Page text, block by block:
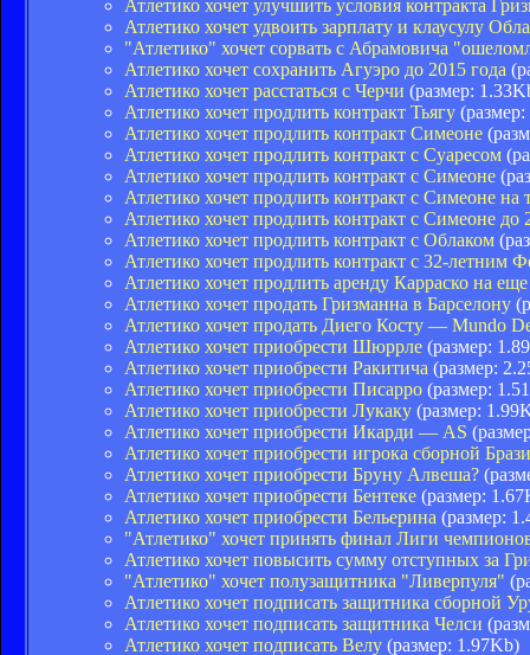
Атлетико хочет улучшить условия контракта
Атлетико хочет удвоить зарплату и клаусулу
"Атлетико" хочет сорвать с Абрамовича
Атлетико хочет сохранить Агуэро до 2015 года
Атлетико хочет расстаться с Черчи (размер:
Атлетико хочет продлить контракт Тьягу
Атлетико хочет продлить контракт Симеоне
Атлетико хочет продлить контракт с Суаресом
Атлетико хочет продлить контракт с Симеоне
Атлетико хочет продлить контракт с Симеоне на
Атлетико хочет продлить контракт с Симеоне до
Атлетико хочет продлить контракт с Облаком
Атлетико хочет продлить контракт с 32-летним
Атлетико хочет продлить аренду Карраско на
Атлетико хочет продать Гризманна в Барселону
Атлетико хочет продать Диего Косту — Mundo
Атлетико хочет приобрести Шюррле (размер:
Атлетико хочет приобрести Ракитича (размер:
Атлетико хочет приобрести Писарро (размер:
Атлетико хочет приобрести Лукаку (размер:
Атлетико хочет приобрести Икарди — AS
Атлетико хочет приобрести игрока сборной
Атлетико хочет приобрести Бруну Алвеша?
Атлетико хочет приобрести Бентеке (размер:
Атлетико хочет приобрести Бельерина (размер:
"Атлетико" хочет принять финал Лиги
Атлетико хочет повысить сумму отступных за
"Атлетико" хочет полузащитника "Ливерпуля"
Атлетико хочет подписать защитника сборной
Атлетико хочет подписать защитника Челси
Атлетико хочет подписать Велу (размер: 1.97Kb)